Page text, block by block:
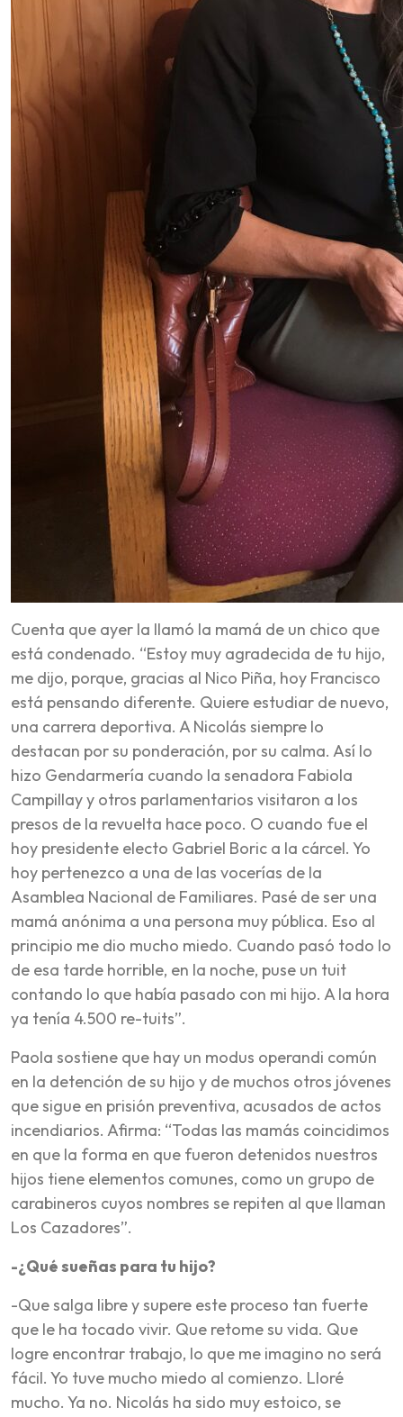
Cuenta que ayer la llamó la mamá de un chico que
está condenado. “Estoy muy agradecida de tu hijo,
me dijo, porque, gracias al Nico Piña, hoy Francisco
está pensando diferente. Quiere estudiar de nuevo,
una carrera deportiva. A Nicolás siempre lo
destacan por su ponderación, por su calma. Así lo
hizo Gendarmería cuando la senadora Fabiola
Campillay y otros parlamentarios visitaron a los
presos de la revuelta hace poco. O cuando fue el
hoy presidente electo Gabriel Boric a la cárcel. Yo
hoy pertenezco a una de las vocerías de la
Asamblea Nacional de Familiares. Pasé de ser una
mamá anónima a una persona muy pública. Eso al
principio me dio mucho miedo. Cuando pasó todo lo
de esa tarde horrible, en la noche, puse un tuit
contando lo que había pasado con mi hijo. A la hora
ya tenía 4.500 re-tuits”.
Paola sostiene que hay un modus operandi común
en la detención de su hijo y de muchos otros jóvenes
que sigue en prisión preventiva, acusados de actos
incendiarios. Afirma: “Todas las mamás coincidimos
en que la forma en que fueron detenidos nuestros
hijos tiene elementos comunes, como un grupo de
carabineros cuyos nombres se repiten al que llaman
Los Cazadores”.
-¿Qué sueñas para tu hijo?
-Que salga libre y supere este proceso tan fuerte
que le ha tocado vivir. Que retome su vida. Que
logre encontrar trabajo, lo que me imagino no será
fácil. Yo tuve mucho miedo al comienzo. Lloré
mucho. Ya no. Nicolás ha sido muy estoico, se